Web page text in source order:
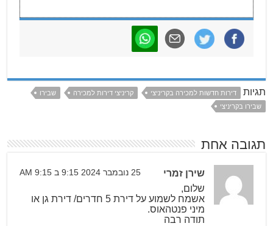
תגיות דירות חדשות למכירה בקריניצי קריניצי דירות למכירה
שבירו
שבירו בקריניצי
תגובה אחת
שירן זמרי 25 נובמבר 2024 9:15 ב 9:15 AM
שלום,
אשמח לשמוע על דירת 5 חדרים/ דירת גן או
מיני פנטהאוס.
תודה רבה